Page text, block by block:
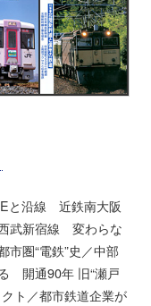
と沿線 近鉄南大阪
武新宿線 変わらな
市圏“電鉄”史／中部
開通90年 旧“瀬戸
ト／都市鉄道企業が